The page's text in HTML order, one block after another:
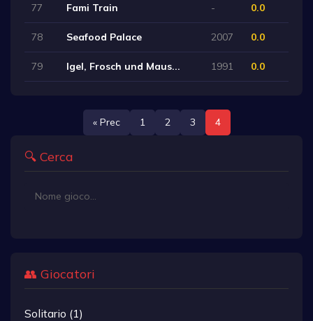
77 Fami Train - 0.0
78 Seafood Palace 2007 0.0
79 Igel, Frosch und Maus... 1991 0.0
« Prec 1 2 3 4
🔍 Cerca
👥 Giocatori
Solitario (1)